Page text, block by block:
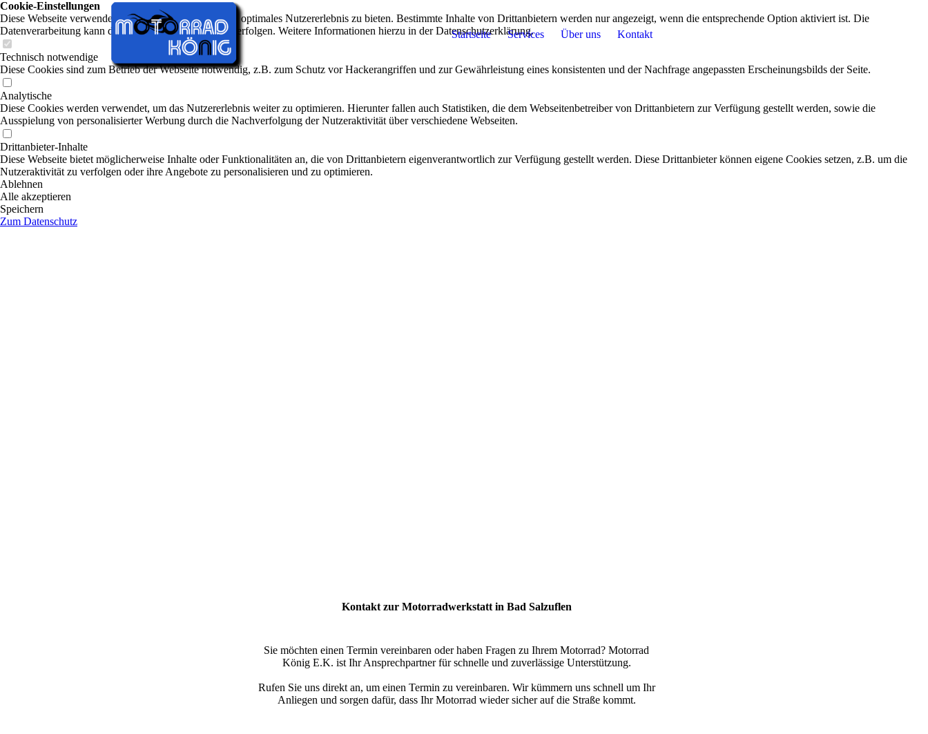
Startseite Services Über uns Kontakt
Kontakt zur Motorradwerkstatt in Bad Salzuflen
Sie möchten einen Termin vereinbaren oder haben Fragen zu Ihrem Motorrad? Motorrad
König E.K. ist Ihr Ansprechpartner für schnelle und zuverlässige Unterstützung.
Rufen Sie uns direkt an, um einen Termin zu vereinbaren. Wir kümmern uns schnell um Ihr
Anliegen und sorgen dafür, dass Ihr Motorrad wieder sicher auf die Straße kommt.
Cookie-Einstellungen
Diese Webseite verwendet Cookies, um Besuchern ein optimales Nutzererlebnis zu bieten. Bestimmte Inhalte von Drittanbietern werden nur angezeigt, wenn die entsprechende Option aktiviert ist. Die
Datenverarbeitung kann dann auch in einem Drittland erfolgen. Weitere Informationen hierzu in der Datenschutzerklärung.
Technisch notwendige
Diese Cookies sind zum Betrieb der Webseite notwendig, z.B. zum Schutz vor Hackerangriffen und zur Gewährleistung eines konsistenten und der Nachfrage angepassten Erscheinungsbilds der Seite.
Analytische
Diese Cookies werden verwendet, um das Nutzererlebnis weiter zu optimieren. Hierunter fallen auch Statistiken, die dem Webseitenbetreiber von Drittanbietern zur Verfügung gestellt werden, sowie die
Ausspielung von personalisierter Werbung durch die Nachverfolgung der Nutzeraktivität über verschiedene Webseiten.
Drittanbieter-Inhalte
Diese Webseite bietet möglicherweise Inhalte oder Funktionalitäten an, die von Drittanbietern eigenverantwortlich zur Verfügung gestellt werden. Diese Drittanbieter können eigene Cookies setzen, z.B. um die
Nutzeraktivität zu verfolgen oder ihre Angebote zu personalisieren und zu optimieren.
Ablehnen
Alle akzeptieren
Speichern
Zum Datenschutz